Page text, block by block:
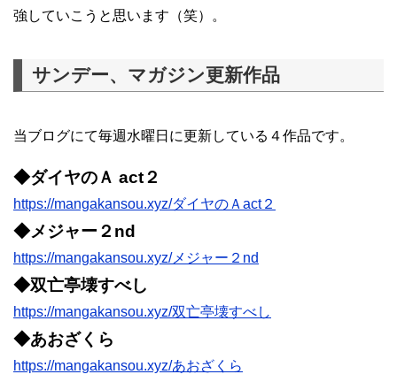
強していこうと思います（笑）。
サンデー、マガジン更新作品
当ブログにて毎週水曜日に更新している４作品です。
◆ダイヤのＡ act２
https://mangakansou.xyz/ダイヤのＡact２
◆メジャー２nd
https://mangakansou.xyz/メジャー２nd
◆双亡亭壊すべし
https://mangakansou.xyz/双亡亭壊すべし
◆あおざくら
https://mangakansou.xyz/あおざくら